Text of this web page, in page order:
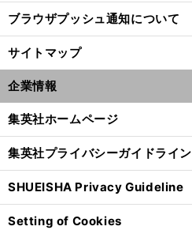
ブラウザプッシュ通知について
サイトマップ
企業情報
集英社ホームページ
集英社プライバシーガイドライン
SHUEISHA Privacy Guideline
Setting of Cookies